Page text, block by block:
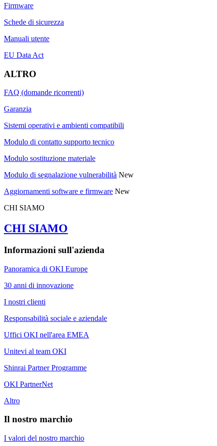
Firmware
Schede di sicurezza
Manuali utente
EU Data Act
ALTRO
FAQ (domande ricorrenti)
Garanzia
Sistemi operativi e ambienti compatibili
Modulo di contatto supporto tecnico
Modulo sostituzione materiale
Modulo di segnalazione vulnerabilità New
Aggiornamenti software e firmware New
CHI SIAMO
CHI SIAMO
Informazioni sull'azienda
Panoramica di OKI Europe
30 anni di innovazione
I nostri clienti
Responsabilità sociale e aziendale
Uffici OKI nell'area EMEA
Unitevi al team OKI
Shinrai Partner Programme
OKI PartnerNet
Altro
Il nostro marchio
I valori del nostro marchio